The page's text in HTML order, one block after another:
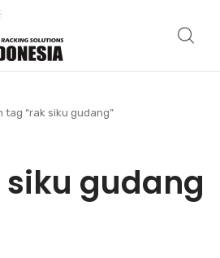
tag “rak siku gudang”
siku gudang